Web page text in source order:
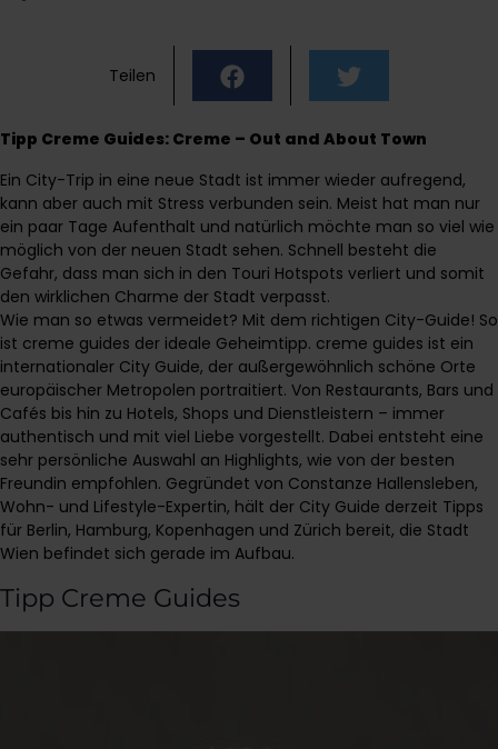
Teilen
Tipp Creme Guides: Creme – Out and About Town
Ein City-Trip in eine neue Stadt ist immer wieder aufregend,
kann aber auch mit Stress verbunden sein. Meist hat man nur
ein paar Tage Aufenthalt und natürlich möchte man so viel wie
möglich von der neuen Stadt sehen. Schnell besteht die
Gefahr, dass man sich in den Touri Hotspots verliert und somit
den wirklichen Charme der Stadt verpasst.
Wie man so etwas vermeidet? Mit dem richtigen City-Guide! So
ist creme guides der ideale Geheimtipp. creme guides ist ein
internationaler City Guide, der außergewöhnlich schöne Orte
europäischer Metropolen portraitiert. Von Restaurants, Bars und
Cafés bis hin zu Hotels, Shops und Dienstleistern – immer
authentisch und mit viel Liebe vorgestellt. Dabei entsteht eine
sehr persönliche Auswahl an Highlights, wie von der besten
Freundin empfohlen. Gegründet von Constanze Hallensleben,
Wohn- und Lifestyle-Expertin, hält der City Guide derzeit Tipps
für Berlin, Hamburg, Kopenhagen und Zürich bereit, die Stadt
Wien befindet sich gerade im Aufbau.
Tipp Creme Guides